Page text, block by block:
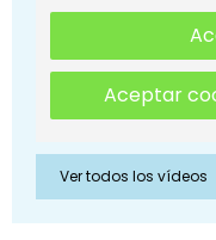
Aceptar
Ver todos los vídeos